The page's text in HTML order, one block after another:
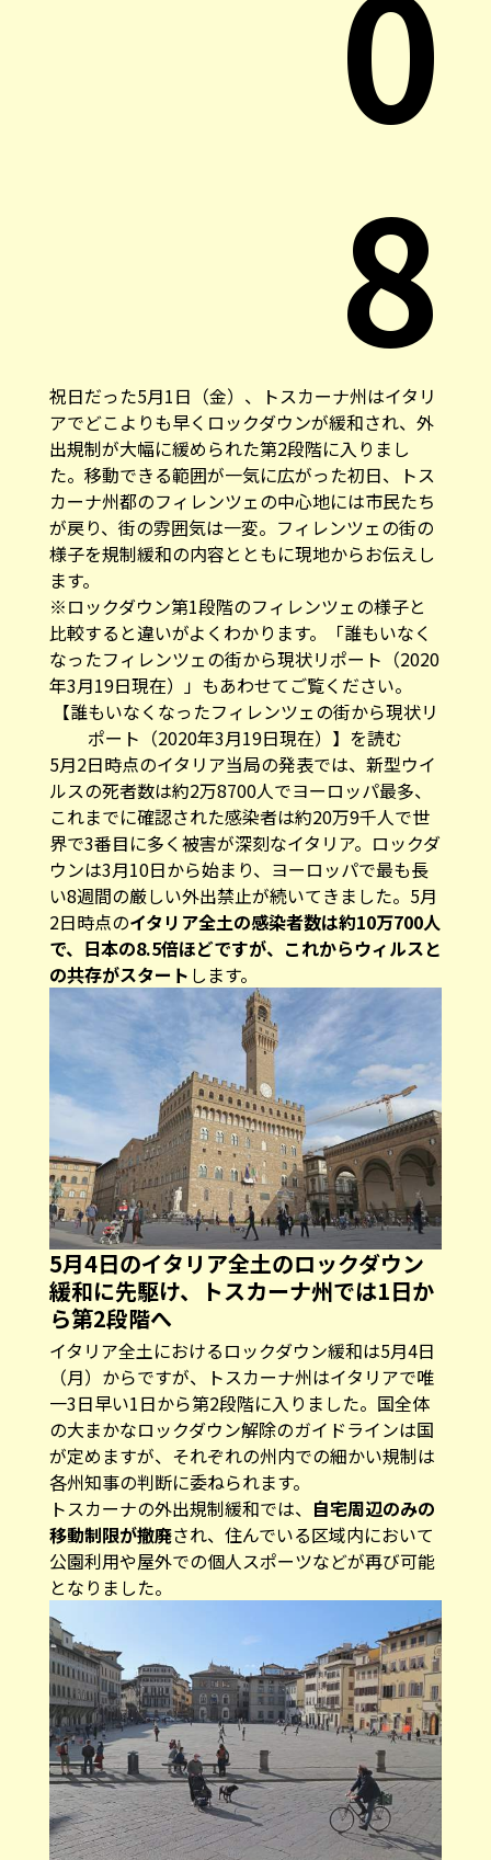
8
祝日だった5月1日（金）、トスカーナ州はイタリ
アでどこよりも早くロックダウンが緩和され、外
出規制が大幅に緩められた第2段階に入りまし
た。移動できる範囲が一気に広がった初日、トス
カーナ州都のフィレンツェの中心地には市民たち
が戻り、街の雰囲気は一変。フィレンツェの街の
様子を規制緩和の内容とともに現地からお伝えし
ます。
※ロックダウン第1段階のフィレンツェの様子と
比較すると違いがよくわかります。「誰もいなく
なったフィレンツェの街から現状リポート（2020
年3月19日現在）
」もあわせてご覧ください。
【誰もいなくなったフィレンツェの街から現状リ
ポート（2020年3月19日現在）】を読む
5月2日時点のイタリア当局の発表では、新型ウイ
ルスの死者数は約2万8700人でヨーロッパ最多、
これまでに確認された感染者は約20万9千人で世
界で3番目に多く被害が深刻なイタリア。ロックダ
ウンは3月10日から始まり、ヨーロッパで最も長
い8週間の厳しい外出禁止が続いてきました。5月
2日時点のイタリア全土の感染者数は約10万700人
で、日本の8.5倍ほどですが、これからウィルスと
の共存がスタート します。
5月4日のイタリア全土のロックダウン
緩和に先駆け、トスカーナ州では1日か
ら第2段階へ
イタリア全土におけるロックダウン緩和は5月4日
（月）からですが、トスカーナ州はイタリアで唯
一3日早い1日から第2段階に入りました。国全体
の大まかなロックダウン解除のガイドラインは国
が定めますが、それぞれの州内での細かい規制は
各州知事の判断に委ねられます。
トスカーナの外出規制緩和では、 自宅周辺のみの
移動制限が撤廃され、住んでいる区域内において
公園利用や屋外での個人スポーツなどが再び可能
となりました。